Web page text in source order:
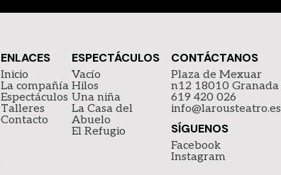
ENLACES
Inicio
La compañía
Espectáculos
Talleres
Contacto
ESPECTÁCULOS
Vacío
Hilos
Una niña
La Casa del
Abuelo
El Refugio
CONTÁCTANOS
Plaza de Mexuar
n12 18010 Granada
619 420 026
info@larousteatro.es
SÍGUENOS
Facebook
Instagram